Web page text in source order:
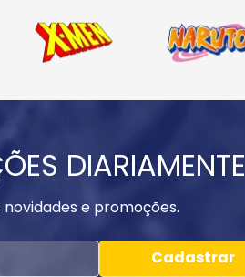
DIARIAMENTE
e promoções.
Cadastrar